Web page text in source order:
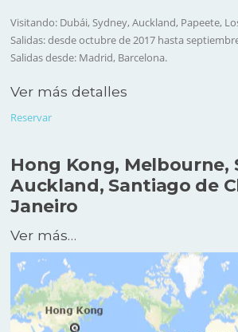
Visitando: Dubái, Sydney, Auckland, Papeete,
Salidas: desde octubre de 2017 hasta
Salidas desde: Madrid, Barcelona.
Ver más detalles
Reservar
Hong Kong, Melbourne,
Auckland, Santiago de
Janeiro
Ver más…